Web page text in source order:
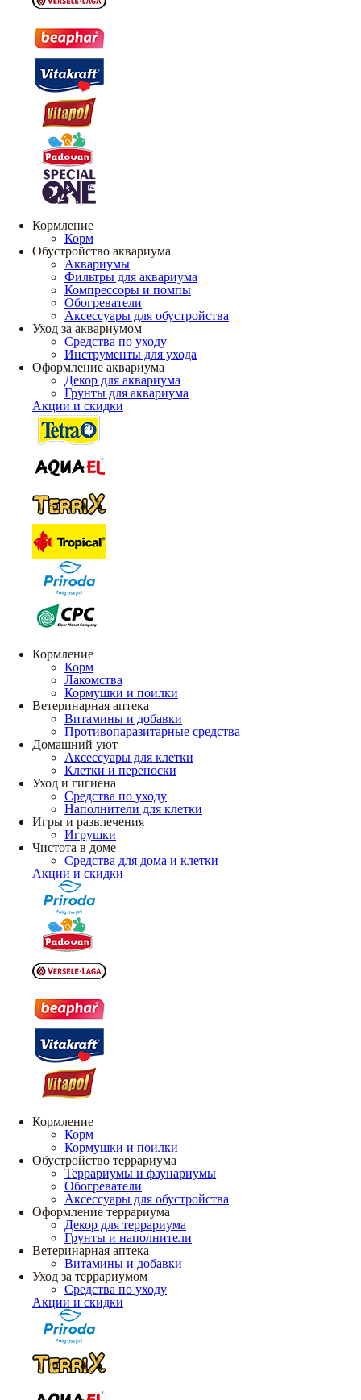
Кормление
Корм
Обустройство аквариума
Аквариумы
Фильтры для аквариума
Компрессоры и помпы
Обогреватели
Аксессуары для обустройства
Уход за аквариумом
Средства по уходу
Инструменты для ухода
Оформление аквариума
Декор для аквариума
Грунты для аквариума
Акции и скидки
Кормление
Корм
Лакомства
Кормушки и поилки
Ветеринарная аптека
Витамины и добавки
Противопаразитарные средства
Домашний уют
Аксессуары для клетки
Клетки и переноски
Уход и гигиена
Средства по уходу
Наполнители для клетки
Игры и развлечения
Игрушки
Чистота в доме
Средства для дома и клетки
Акции и скидки
Кормление
Корм
Кормушки и поилки
Обустройство террариума
Террариумы и фаунариумы
Обогреватели
Аксессуары для обустройства
Оформление террариума
Декор для террариума
Грунты и наполнители
Ветеринарная аптека
Витамины и добавки
Уход за террариумом
Средства по уходу
Акции и скидки